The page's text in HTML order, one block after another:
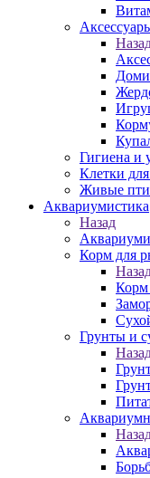
Гигиена и
Клетки
Живые
Аквариумистика
Назад
Корм для
Корм
Грунты и